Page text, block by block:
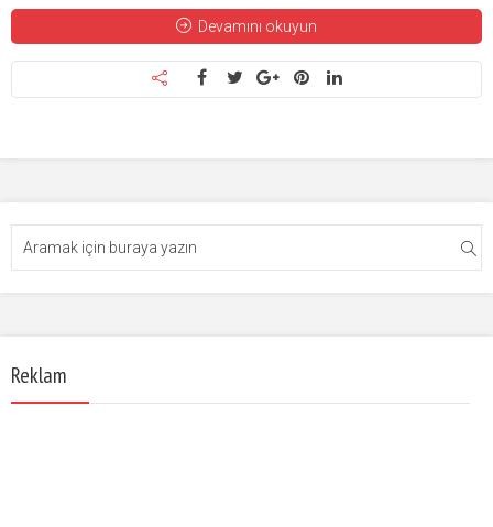
Devamını okuyun
Reklam